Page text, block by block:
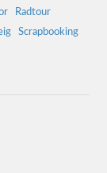
Radtour
Scrapbooking